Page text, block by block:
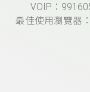
VOIP：
最佳使用瀏覽器